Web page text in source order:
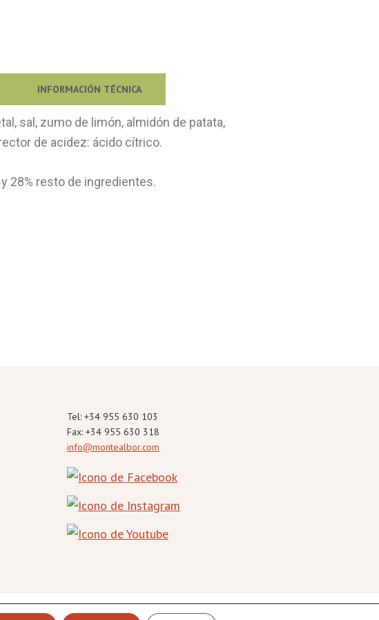
INFORMACIÓN TÉCNICA
sal, zumo de limón, almidón de patata,
de acidez: ácido cítrico.
28% resto de ingredientes.
Tel: +34 955 630 103
Fax: +34 955 630 318
info@montealbor.com